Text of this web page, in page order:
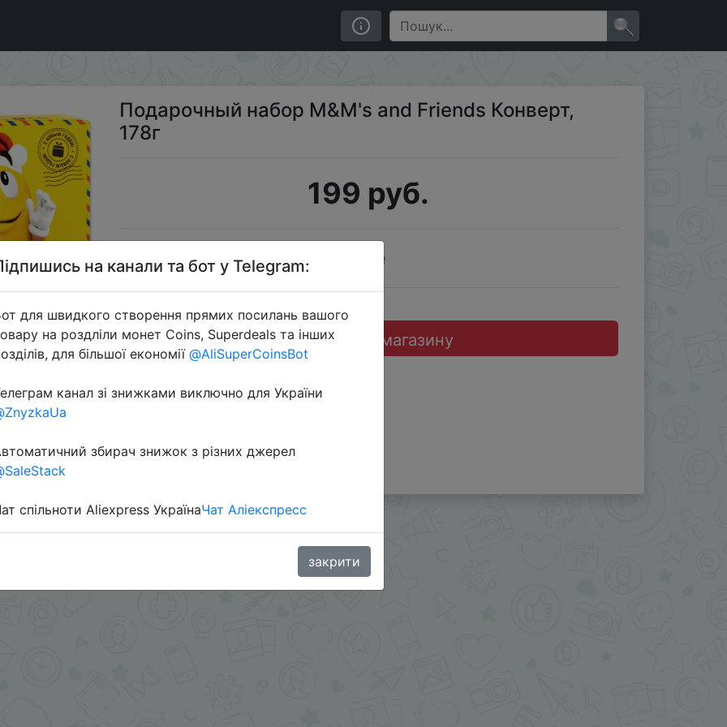
178г
Подарочный набор M&M's and Friends Конверт,
178г
199 руб.
Sale
Перейти до магазину
%2B8jHVizJO6XY3M2Qy
на канали та бот у Telegram:
для швидкого створення прямих посилань вашого
на роздліли монет Coins, Superdeals та інших
для більшої економії @AliSuperCoinsBot
канал зі знижками виключно для України
збирач знижок з різних джерел
спільноти Aliexpress УкраїнаЧат Аліекспресс
закрити